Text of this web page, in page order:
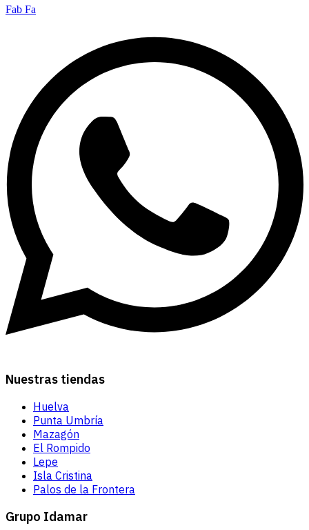
Fab Fa
Nuestras tiendas
Huelva
Punta Umbría
Mazagón
El Rompido
Lepe
Isla Cristina
Palos de la Frontera
Grupo Idamar